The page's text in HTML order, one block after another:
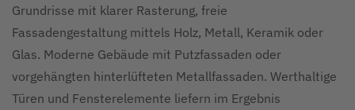
Grundrisse mit klarer Rasterung, freie
Fassadengestaltung mittels Holz, Metall, Keramik oder
Glas. Moderne Gebäude mit Putzfassaden oder
vorgehängten hinterlüfteten Metallfassaden. Werthaltige
Türen und Fensterelemente liefern im Ergebnis